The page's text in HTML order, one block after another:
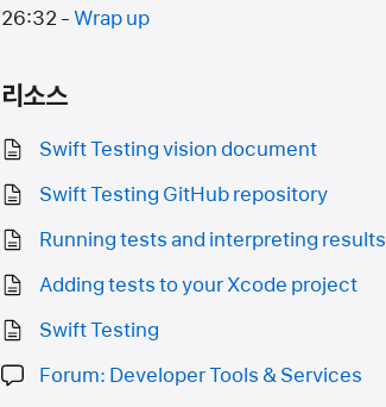
26:32 -Wrap up
리소스
Swift Testing vision document
Swift Testing GitHub repository
Running tests and interpreting results
Adding tests to your Xcode project
Swift Testing
Forum: Developer Tools & Services